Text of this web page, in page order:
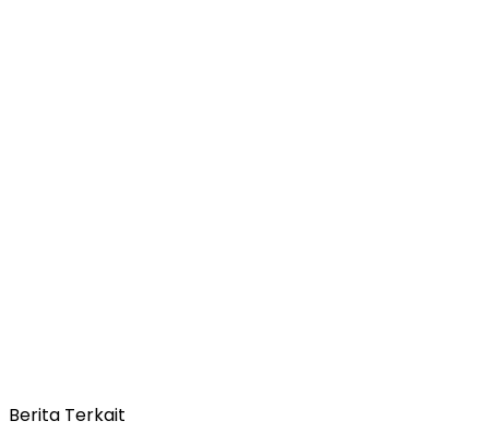
Berita Terkait